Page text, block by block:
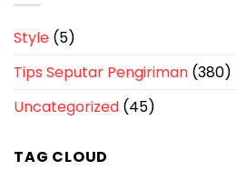
Style (5)
Tips Seputar Pengiriman (380)
Uncategorized (45)
TAG CLOUD